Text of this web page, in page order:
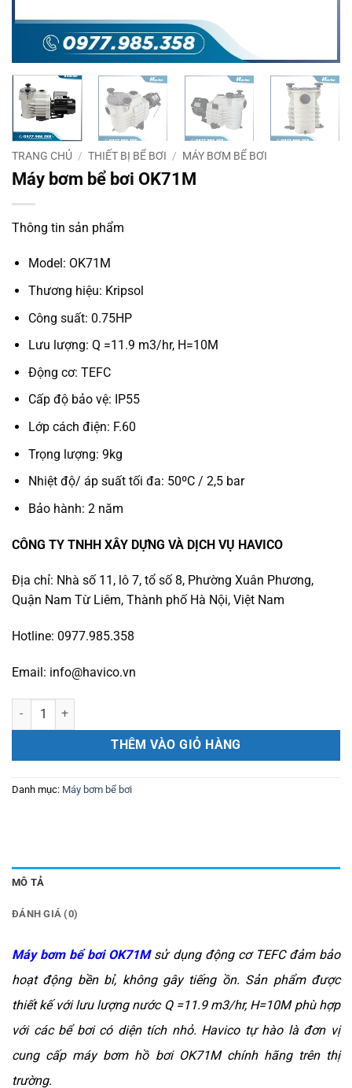
TRANG CHỦ / THIẾT BỊ BỂ BƠI / MÁY BƠM BỂ BƠI
Máy bơm bể bơi OK71M
Thông tin sản phẩm
Model: OK71M
Thương hiệu: Kripsol
Công suất: 0.75HP
Lưu lượng: Q =11.9 m3/hr, H=10M
Động cơ: TEFC
Cấp độ bảo vệ: IP55
Lớp cách điện: F.60
Trọng lượng: 9kg
Nhiệt độ/ áp suất tối đa: 50ºC / 2,5 bar
Bảo hành: 2 năm
CÔNG TY TNHH XÂY DỰNG VÀ DỊCH VỤ HAVICO
Địa chỉ: Nhà số 11, lô 7, tổ số 8, Phường Xuân Phương,
Quận Nam Từ Liêm, Thành phố Hà Nội, Việt Nam
Hotline: 0977.985.358
Email: info@havico.vn
Máy bơm bể bơi OK71M số lượng
THÊM VÀO GIỎ HÀNG
Danh mục: Máy bơm bể bơi
MÔ TẢ
ĐÁNH GIÁ (0)
Máy bơm bể bơi OK71M sử dụng động cơ TEFC đảm bảo
hoạt động bền bỉ, không gây tiếng ồn. Sản phẩm được
thiết kế với lưu lượng nước Q =11.9 m3/hr, H=10M phù hợp
với các bể bơi có diện tích nhỏ. Havico tự hào là đơn vị
cung cấp máy bơm hồ bơi OK71M chính hãng trên thị
trường.